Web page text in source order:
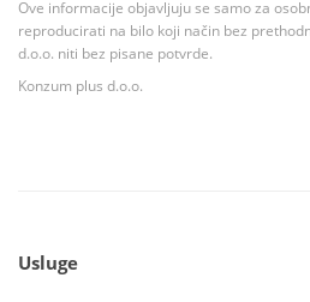
Ove informacije objavljuju se samo za
reproducirati na bilo koji način bez
d.o.o. niti bez pisane potvrde.
Konzum plus d.o.o.
Usluge